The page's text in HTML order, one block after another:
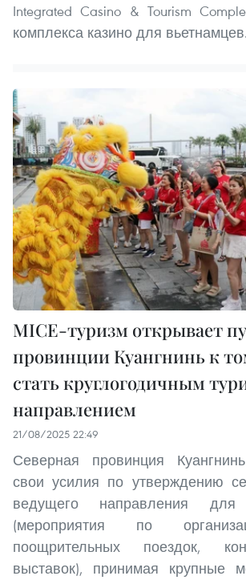
Integrated Casino & Tourism
комплекса казино для вьетнамцев.
МICE-туризм открывает
провинции Куангнинь к
стать круглогодичным
направлением
21/08/2025 22:49
Северная провинция
свои усилия по утверждению
ведущего направления для
(мероприятия по
поощрительных поездок,
выставок), принимая крупные